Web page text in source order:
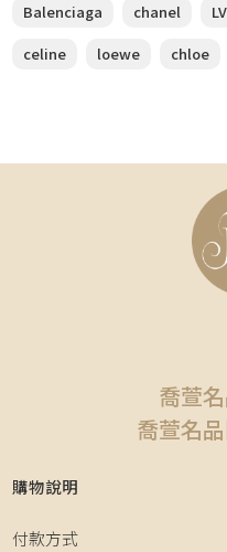
Balenciaga
chanel LV
celine
loewe chloe
喬萱
喬萱名
購物說明
付款方式